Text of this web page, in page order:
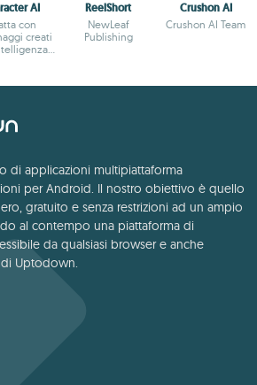
AI
con
creati
ReelShort
NewLeaf
Publishing
Crushon AI
Crushon AI Team
di applicazioni multipiattaforma
per Android. Il nostro obiettivo è quello
gratuito e senza restrizioni ad un ampio
al contempo una piattaforma di
da qualsiasi browser e anche
Uptodown.